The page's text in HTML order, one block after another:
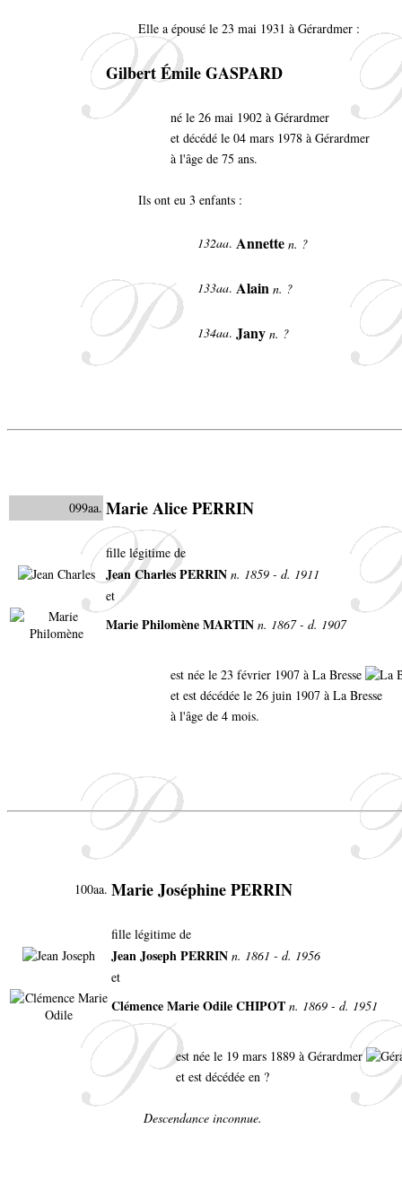
Elle a épousé le 23 mai 1931 à Gérardmer :
Gilbert Émile GASPARD
né le 26 mai 1902 à Gérardmer
et décédé le 04 mars 1978 à Gérardmer
à l'âge de 75 ans.
Ils ont eu 3 enfants :
132aa. Annette n. ?
133aa. Alain n. ?
134aa. Jany n. ?
099aa. Marie Alice PERRIN
fille légitime de
Jean Charles PERRIN n. 1859 - d. 1911
et
Marie Philomène MARTIN n. 1867 - d. 1907
est née le 23 février 1907 à La Bresse
et est décédée le 26 juin 1907 à La Bresse
à l'âge de 4 mois.
100aa. Marie Joséphine PERRIN
fille légitime de
Jean Joseph PERRIN n. 1861 - d. 1956
et
Clémence Marie Odile CHIPOT n. 1869 - d. 1951
est née le 19 mars 1889 à Gérardmer
et est décédée en ?
Descendance inconnue.